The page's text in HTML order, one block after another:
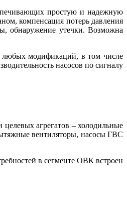
простую и надежную
компенсация потерь давления
обнаружение утечки. Возможна
любых модификаций, в том числе
насосов по сигналу
агрегатов – холодильные
вентиляторы, насосы ГВС
в сегменте ОВК встроен